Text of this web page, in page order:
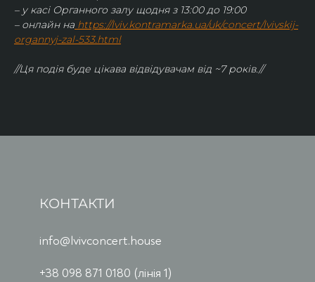
– у касі Органного залу щодня з 13:00 до 19:00
– онлайн на https://lviv.kontramarka.ua/uk/concert/lvivskij-
organnyj-zal-533.html
//Ця подія буде цікава відвідувачам від ~7 років.//
КОНТАКТИ
info@lvivconcert.house
+38 098 871 0180 (лінія 1)